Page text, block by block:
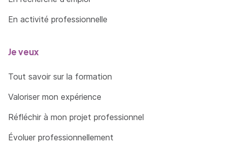
En activité professionnelle
Je veux
Tout savoir sur la formation
Valoriser mon expérience
Réfléchir à mon projet professionnel
Évoluer professionnellement